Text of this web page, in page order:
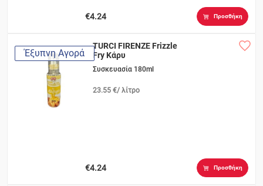
€4.24 Προσθήκη
Έξυπνη Αγορά
TURCI FIRENZE Frizzle
Fry Κάρυ
Συσκευασία 180ml
23.55 €/ λίτρο
€4.24 Προσθήκη